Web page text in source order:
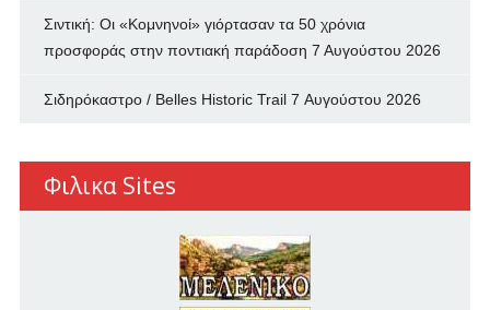
Σιντική: Οι «Κομνηνοί» γιόρτασαν τα 50 χρόνια
προσφοράς στην ποντιακή παράδοση 7 Αυγούστου 2026
Σιδηρόκαστρο / Belles Historic Trail 7 Αυγούστου 2026
Φιλικα Sites